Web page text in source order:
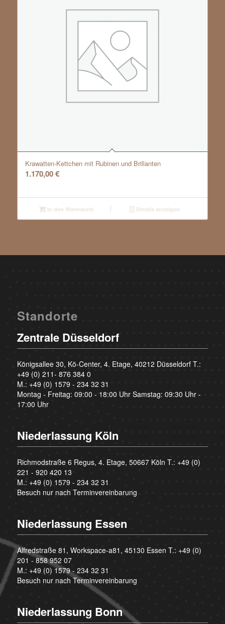
Krawatten-Kettchen mit Rubinen und Brillanten
1.170,00€
In den Warenkorb Details anzeigen
Standorte
Zentrale Düsseldorf
Königsallee 30, Kö-Center, 4. Etage, 40212 Düsseldorf T.:
+49 (0) 211- 876 384 0
M.: +49 (0) 1579 - 234 32 31
Montag - Freitag: 09:00 - 18:00 Uhr Samstag: 09:30 Uhr -
17:00 Uhr
Niederlassung Köln
Richmodstraße 6 Regus, 4. Etage, 50667 Köln T.: +49 (0)
221 - 920 420 13
M.: +49 (0) 1579 - 234 32 31
Besuch nur nach Terminvereinbarung
Niederlassung Essen
Alfredstraße 81, Workspace-a81, 45130 Essen T.: +49 (0)
201 - 858 952 07
M.: +49 (0) 1579 - 234 32 31
Besuch nur nach Terminvereinbarung
Niederlassung Bonn